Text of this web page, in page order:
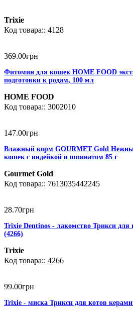
Trixie
4128
369.00грн
Фитомин для кошек HOME FOOD
подготовки к родам, 100 мл
HOME FOOD
3002010
147.00грн
Влажный корм GOURMET Gold
кошек с индейкой и шпинатом 85 г
Gourmet Gold
7613035442245
28.70грн
Trixie Dentinos - лакомство Трикси
(4266)
Trixie
4266
99.00грн
Trixie - миска Трикси для котов